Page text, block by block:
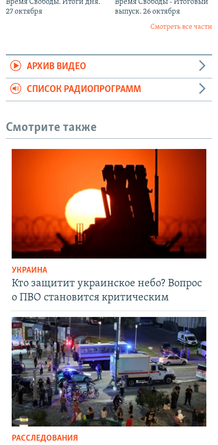
Время Свободы. Итоги дня.
27 октября
Время Свободы - Итоговый
выпуск. 26 октября
Смотреть все части
АРХИВ ВИДЕО
СПИСОК РАДИОПРОГРАММ
Смотрите также
УКРАИНА
Кто защитит украинское небо? Вопрос
о ПВО становится критическим
РАССЛЕДОВАНИЯ